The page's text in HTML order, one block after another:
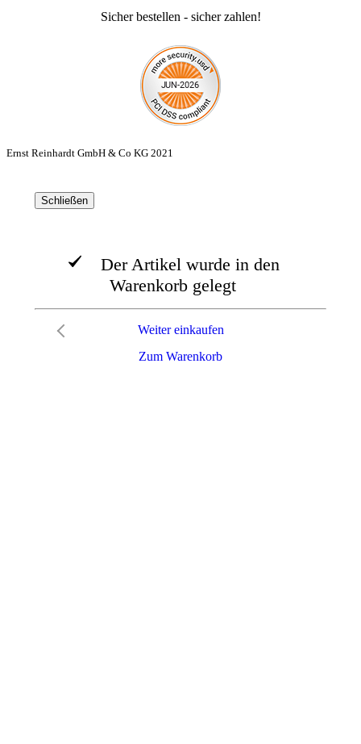
Sicher bestellen - sicher zahlen!
Ernst Reinhardt GmbH & Co KG 2021
Schließen
Der Artikel wurde in den
Warenkorb gelegt
Zum Warenkorb
Weiter einkaufen